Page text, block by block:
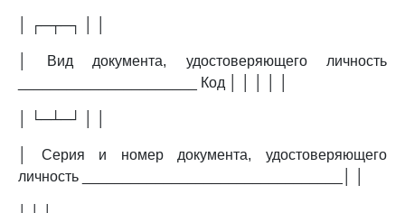
│ ┌─┬─┐ │ │
│ Вид документа, удостоверяющего личность
______________________ Код │ │ │ │ │
│ └─┴─┘ │ │
│ Серия и номер документа, удостоверяющего
личность ________________________________│ │